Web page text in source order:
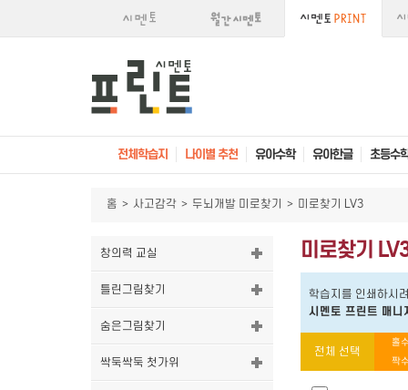
전체학습지 나이별 추천 유아수학 유아한글 초등수
홈 > 사고감각 > 두뇌개발 미로찾기 > 미로찾기 LV3
창의력 교실
틀린그림찾기
숨은그림찾기
싹둑싹둑 첫가위
미로찾기
학습지를 인쇄하시
시멘토 프린트 매니
전체 선택
홀
짝